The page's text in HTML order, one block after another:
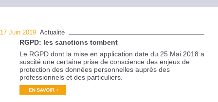
17 Juin 2019 Actualité
RGPD: les sanctions tombent
Le RGPD dont la mise en application date du 25 Mai 2018 a
suscité une certaine prise de conscience des enjeux de
protection des données personnelles auprès des
professionnels et des particuliers.